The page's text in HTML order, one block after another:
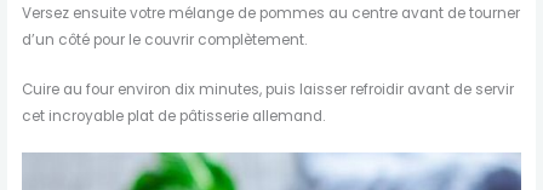
Versez ensuite votre mélange de pommes au centre avant de tourner
d’un côté pour le couvrir complètement.
Cuire au four environ dix minutes, puis laisser refroidir avant de servir
cet incroyable plat de pâtisserie allemand.